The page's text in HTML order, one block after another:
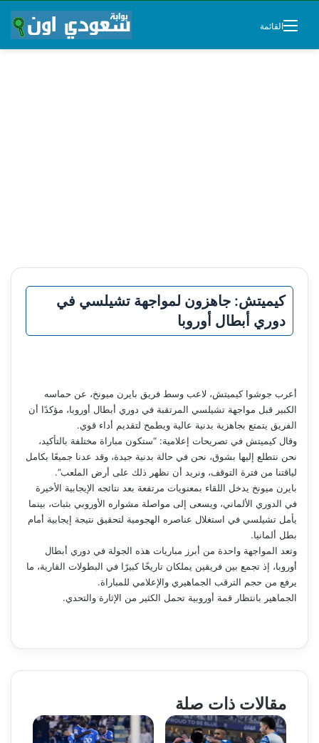
القائمة
كيميتش: جاهزون لمواجهة تشيلسي في
دوري أبطال أوروبا
أعرب جوشوا كيميتش، لاعب وسط فريق بايرن ميونخ، عن حماسه
الكبير قبل مواجهة تشيلسي المرتقبة في دوري أبطال أوروبا، مؤكدًا أن
الفريق يتمتع بجاهزية بدنية عالية ويطمح لتقديم أداء قوي.
وقال كيميتش في تصريحات إعلامية: “ستكون مباراة مختلفة بالتأكيد،
نحن نتطلع إليها بشوق، نحن في حالة بدنية جيدة، وقد عدنا جميعًا بكامل
لياقتنا من فترة التوقف، ونريد أن نظهر ذلك على أرض الملعب”.
بايرن ميونخ يدخل اللقاء بمعنويات مرتفعة بعد نتائجه الإيجابية الأخيرة
في الدوري الألماني، ويسعى إلى مواصلة مشواره الأوروبي بثبات، بينما
يأمل تشيلسي في استغلال عناصره الهجومية لتحقيق نتيجة إيجابية أمام
بطل ألمانيا.
وتعد المواجهة واحدة من أبرز مباريات هذه الجولة في دوري أبطال
أوروبا، إذ تجمع بين فريقين يملكان تاريخًا كبيرًا في البطولات القارية، ما
يرفع من حجم الترقب الجماهيري والإعلامي للمباراة.
الجماهير بانتظار قمة أوروبية تحمل الكثير من الإثارة والتحدي.
مقالات ذات صلة